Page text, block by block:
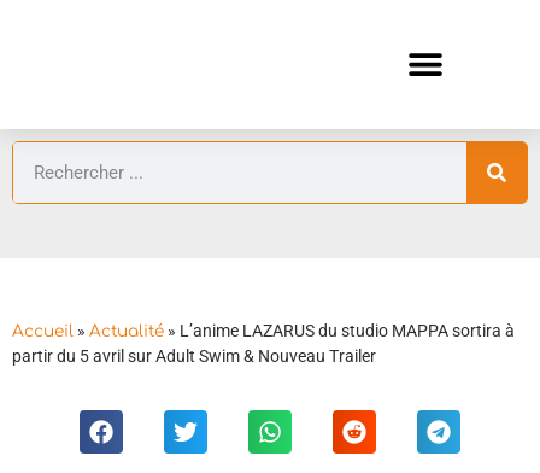
Accueil » Actualité » L’anime LAZARUS du studio MAPPA sortira à
partir du 5 avril sur Adult Swim & Nouveau Trailer